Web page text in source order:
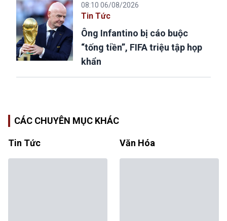
08:10 06/08/2026
Tin Tức
Ông Infantino bị cáo buộc
“tống tiền”, FIFA triệu tập họp
khẩn
CÁC CHUYÊN MỤC KHÁC
Tin Tức Văn Hóa